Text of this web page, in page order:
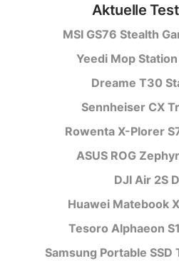
Aktuelle
MSI GS76 Stealth
Yeedi Mop
Dreame T30
Sennheiser CX
Rowenta X-Plorer
ASUS ROG
DJI Air 2S
Huawei Matebook
Tesoro Alphaeon
Samsung Portable SSD